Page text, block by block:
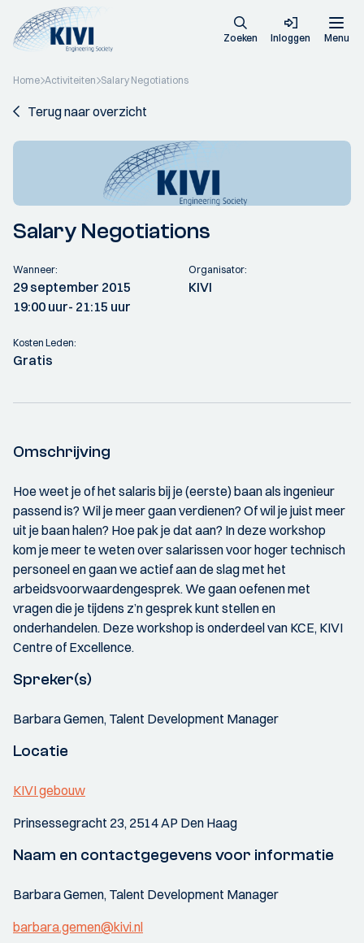
Zoeken Inloggen Menu
Home Activiteiten Salary Negotiations
Terug naar overzicht
Salary Negotiations
Wanneer:
29 september 2015
19:00 uur- 21:15 uur
Organisator:
KIVI
Kosten Leden:
Gratis
Omschrijving
Hoe weet je of het salaris bij je (eerste) baan als ingenieur
passend is? Wil je meer gaan verdienen? Of wil je juist meer
uit je baan halen? Hoe pak je dat aan? In deze workshop
kom je meer te weten over salarissen voor hoger technisch
personeel en gaan we actief aan de slag met het
arbeidsvoorwaardengesprek. We gaan oefenen met
vragen die je tijdens z’n gesprek kunt stellen en
onderhandelen. Deze workshop is onderdeel van KCE, KIVI
Centre of Excellence.
Spreker(s)
Barbara Gemen, Talent Development Manager
Locatie
KIVI gebouw
Prinsessegracht 23, 2514 AP Den Haag
Naam en contactgegevens voor informatie
Barbara Gemen, Talent Development Manager
barbara.gemen@kivi.nl